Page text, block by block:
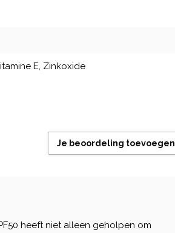
E, Zinkoxide
Je beoordeling toevoegen
heeft niet alleen geholpen om